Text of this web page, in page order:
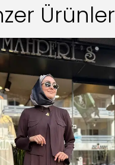
Ürünler